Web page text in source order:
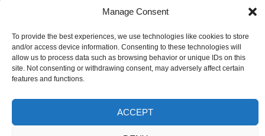
Manage Consent
To provide the best experiences, we use technologies like cookies to store
and/or access device information. Consenting to these technologies will
allow us to process data such as browsing behavior or unique IDs on this
site. Not consenting or withdrawing consent, may adversely affect certain
features and functions.
ACCEPT
© 2025 StrefaJednorazowek.pl. Wszelkie prawa
zastrzeżone.